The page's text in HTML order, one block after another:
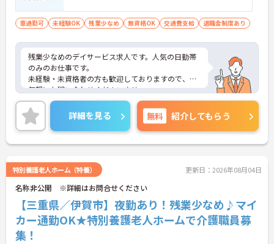
車通勤可 未経験OK 残業少なめ 無資格OK 交通費支給 退職金制度あり
残業少なめのデイサービス求人です。人気の日勤帯
のみのお仕事です。
未経験・未資格者の方も歓迎しておりますので、お
気軽にお問い合わせくださいませ。
詳細を見る 無料 紹介してもらう
特別養護老人ホーム（特養） 更新日：2026年08月04日
名称非公開 ※詳細はお問合せください
【三重県／伊賀市】夜勤あり！残業少なめ♪マイ
カー通勤OK★特別養護老人ホームで介護職員募
集！